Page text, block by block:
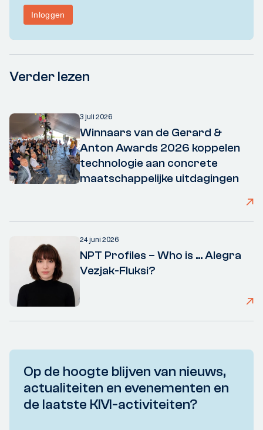
Verder lezen
3 juli 2026
Winnaars van de Gerard &
Anton Awards 2026 koppelen
technologie aan concrete
maatschappelijke uitdagingen
24 juni 2026
NPT Profiles – Who is ... Alegra
Vezjak-Fluksi?
Op de hoogte blijven van nieuws,
actualiteiten en evenementen en
de laatste KIVI-activiteiten?